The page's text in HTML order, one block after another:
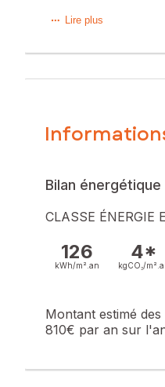
Appartement T2
Situé en plein cœur de
• Douche à l’italienne
• Visiophone
• cave de stockage
• Appartement
Un bien idéal pour
Les informations sur
Loyer mensuel
Lire plus
Bilan énergétique
CLASSE ÉNERGIE
126
kWh/m². an
4*
kgCO₂/m².
Montant estimé
810€ par an sur